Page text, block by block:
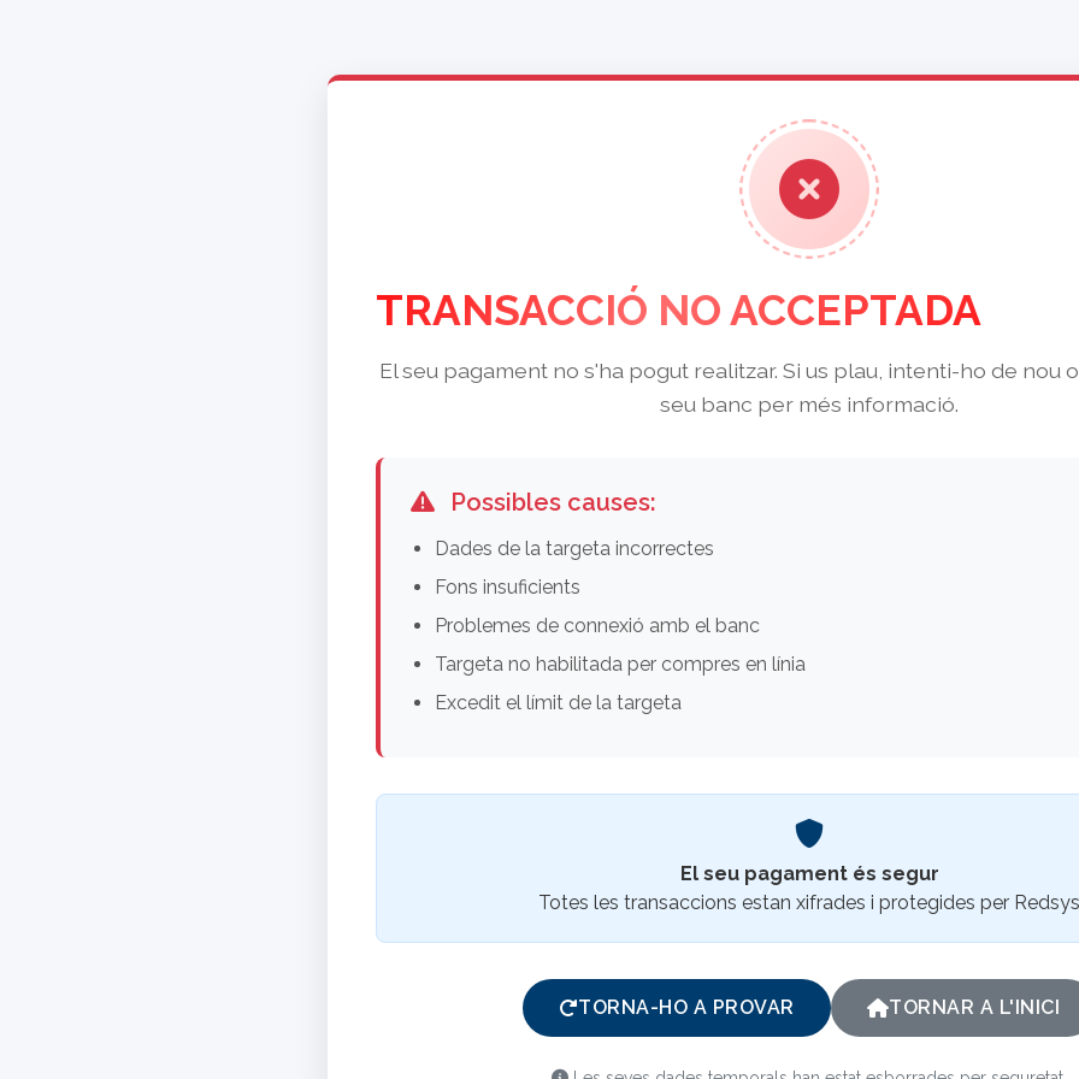
TRANSACCIÓ NO ACCEPTADA
El seu pagament no s'ha pogut realitzar. Si us plau, intenti-ho de nou
seu banc per més informació.
Possibles causes:
Dades de la targeta incorrectes
Fons insuficients
Problemes de connexió amb el banc
Targeta no habilitada per compres en línia
Excedit el límit de la targeta
El seu pagament és segur
Totes les transaccions estan xifrades i protegides per Redsys
TORNA-HO A PROVAR TORNAR A L'INICI